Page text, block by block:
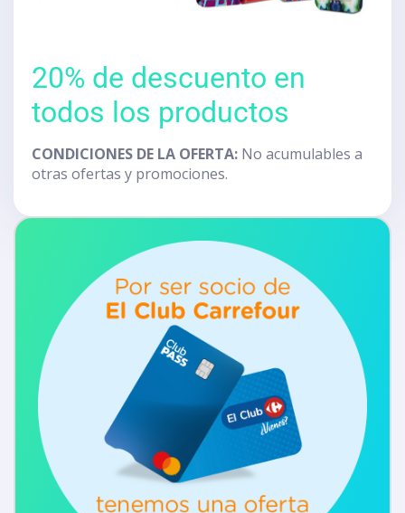
20% de descuento en
todos los productos
CONDICIONES DE LA OFERTA: No acumulables a
otras ofertas y promociones.